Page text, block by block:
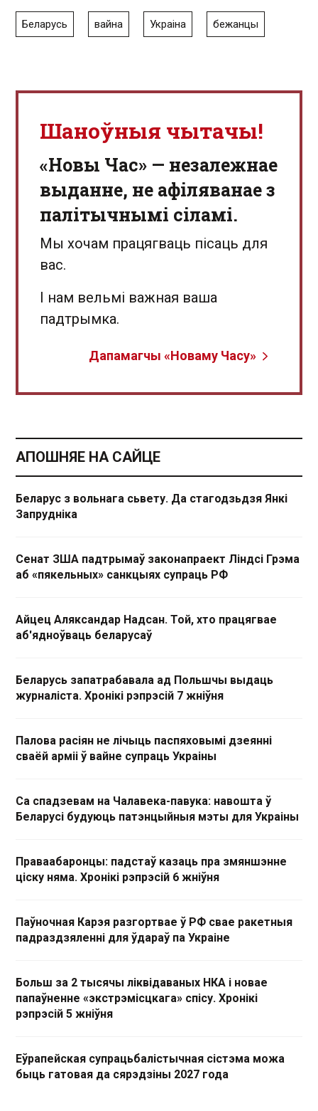
Беларусь вайна Украіна бежанцы
Шаноўныя чытачы!
«Новы Час» — незалежнае
выданне, не афіляванае з
палітычнымі сіламі.
Мы хочам працягваць пісаць для
вас.
І нам вельмі важная ваша
падтрымка.
Дапамагчы «Новаму Часу»
АПОШНЯЕ НА САЙЦЕ
Беларус з вольнага сьвету. Да стагодзьдзя Янкі
Запрудніка
Сенат ЗША падтрымаў законапраект Ліндсі Грэма
аб «пякельных» санкцыях супраць РФ
Айцец Аляксандар Надсан. Той, хто працягвае
аб'ядноўваць беларусаў
Беларусь запатрабавала ад Польшчы выдаць
журналіста. Хронікі рэпрэсій 7 жніўня
Палова расіян не лічыць паспяховымі дзеянні
сваёй арміі ў вайне супраць Украіны
Са спадзевам на Чалавека-павука: навошта ў
Беларусі будуюць патэнцыйныя мэты для Украіны
Праваабаронцы: падстаў казаць пра змяншэнне
ціску няма. Хронікі рэпрэсій 6 жніўня
Паўночная Карэя разгортвае ў РФ свае ракетныя
падраздзяленні для ўдараў па Украіне
Больш за 2 тысячы ліквідаваных НКА і новае
папаўненне «экстрэмісцкага» спісу. Хронікі
рэпрэсій 5 жніўня
Еўрапейская супрацьбалістычная сістэма можа
быць гатовая да сярэдзіны 2027 года